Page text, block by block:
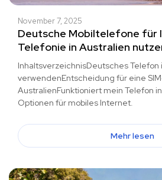
November 7, 2025
Deutsche Mobiltelefone für
Telefonie in Australien
InhaltsverzeichnisDeutsches Telefon
verwendenEntscheidung für eine
AustralienFunktioniert mein Telefon
Optionen für mobiles Internet.
Mehr lesen